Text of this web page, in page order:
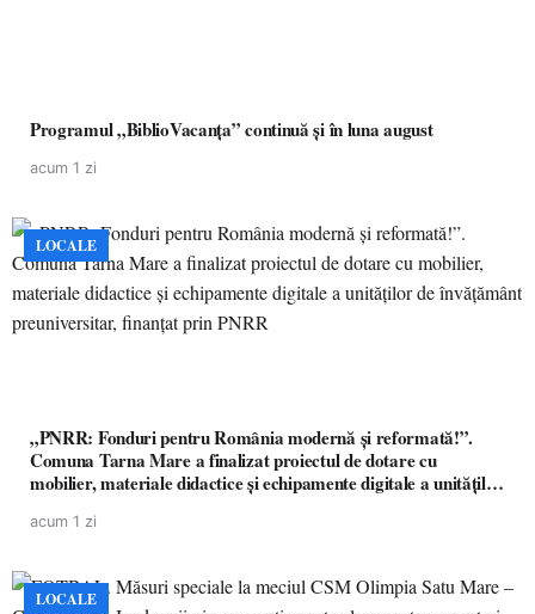
Programul „BiblioVacanța” continuă și în luna august
acum 1 zi
LOCALE
„PNRR: Fonduri pentru România modernă și reformată!”.
Comuna Tarna Mare a finalizat proiectul de dotare cu
mobilier, materiale didactice și echipamente digitale a unităților
acum 1 zi
LOCALE